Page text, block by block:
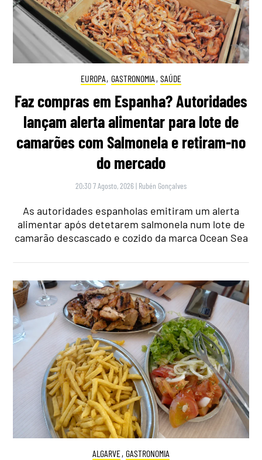
EUROPA, GASTRONOMIA , SAÚDE
Faz compras em Espanha? Autoridades
lançam alerta alimentar para lote de
camarões com Salmonela e retiram-no
do mercado
20:30 7 Agosto, 2026 | Rubén Gonçalves
As autoridades espanholas emitiram um alerta
alimentar após detetarem salmonela num lote de
camarão descascado e cozido da marca Ocean Sea
ALGARVE, GASTRONOMIA